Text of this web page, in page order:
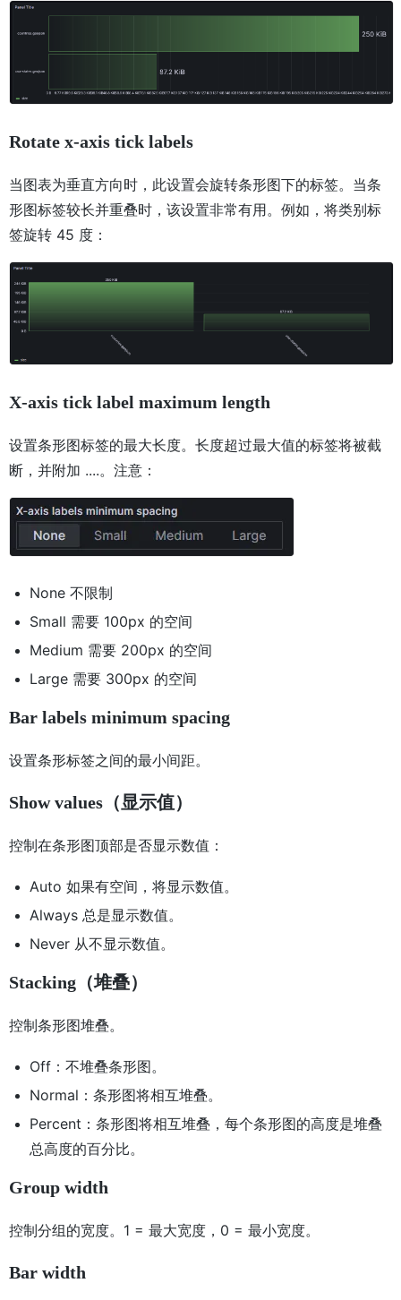
Rotate x-axis tick labels
当图表为垂直方向时，此设置会旋转条形图下的标签。当条
形图标签较长并重叠时，该设置非常有用。例如，将类别标
签旋转 45 度：
X-axis tick label maximum length
设置条形图标签的最大长度。长度超过最大值的标签将被截
断，并附加 ....。注意：
None 不限制
Small 需要 100px 的空间
Medium 需要 200px 的空间
Large 需要 300px 的空间
Bar labels minimum spacing
设置条形标签之间的最小间距。
Show values（显示值）
控制在条形图顶部是否显示数值：
Auto 如果有空间，将显示数值。
Always 总是显示数值。
Never 从不显示数值。
Stacking（堆叠）
控制条形图堆叠。
Off：不堆叠条形图。
Normal：条形图将相互堆叠。
Percent：条形图将相互堆叠，每个条形图的高度是堆叠
总高度的百分比。
Group width
控制分组的宽度。1 = 最大宽度，0 = 最小宽度。
Bar width